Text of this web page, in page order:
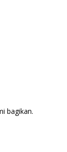
bagikan.